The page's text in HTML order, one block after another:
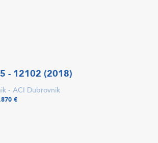
- 12102 (2018)
- ACI Dubrovnik
€